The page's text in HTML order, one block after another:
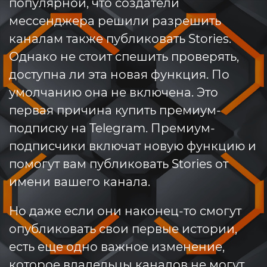
популярной, что создатели
мессенджера решили разрешить
каналам также публиковать Stories.
Однако не стоит спешить проверять,
доступна ли эта новая функция. По
умолчанию она не включена. Это
первая причина купить премиум-
подписку на Telegram. Премиум-
подписчики включат новую функцию и
помогут вам публиковать Stories от
имени вашего канала.
Но даже если они наконец-то смогут
опубликовать свои первые истории,
есть еще одно важное изменение,